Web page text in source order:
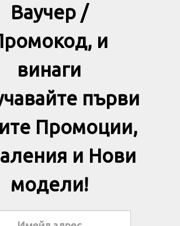
Ваучер /
и
винаги
първи
Промоции,
и Нови
модели!